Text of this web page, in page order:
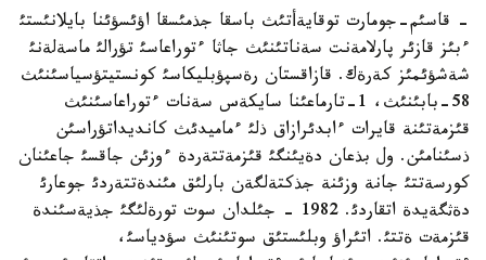
- قاسئم-جومارت توقايةأتئث باسقا جذمئسقا اؤئسؤئنا بايلانئستئ
ءبئز قازئر پارلامةنت سةناتئنئث جاثا ءتوراعاسئ تؤرالئ ماسةلةنئ
شةشؤئمئز كةرةك. قازاقستان رةسپؤبليكاسئ كونستيتؤسياسئنئث
58-بابئنئث، 1-تارماعئنا سايكةس سةنات ءتوراعاسئنئث
قئزمةتئنة قايرات ءابدئرازاق ذلئ ءماميدئث كانديداتؤراسئن
ذسئنامئن. ول بذعان دةيئنگئ قئزمةتتةردة ءوزئن جاقسئ جاعئنان
كورسةتتئ جانة وزئنة جذكتةلگةن بارلئق مئندةتتةردئ جوعارئ
دةثگةيدة اتقاردئ. 1982 - جئلدان سوت تورةلئگئ جذيةسئندة
قئزمةت ةتتئ. اتئراؤ وبلئستئق سوتئنئث سؤدياسئ،